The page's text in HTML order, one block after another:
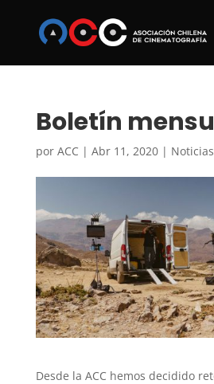
Boletín
por ACC | Abr 11, 2020| Noticias
Desde la ACC hemos decidido